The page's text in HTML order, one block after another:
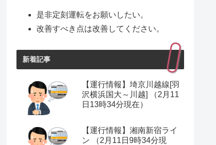
是非定刻運転をお願いしたい。
改善すべき点は改善してください。
新着記事
【運行情報】埼京川越線[羽
沢横浜国大～川越] （2月11
日13時34分現在）
【運行情報】湘南新宿ライ
ン （2月11日9時34分現